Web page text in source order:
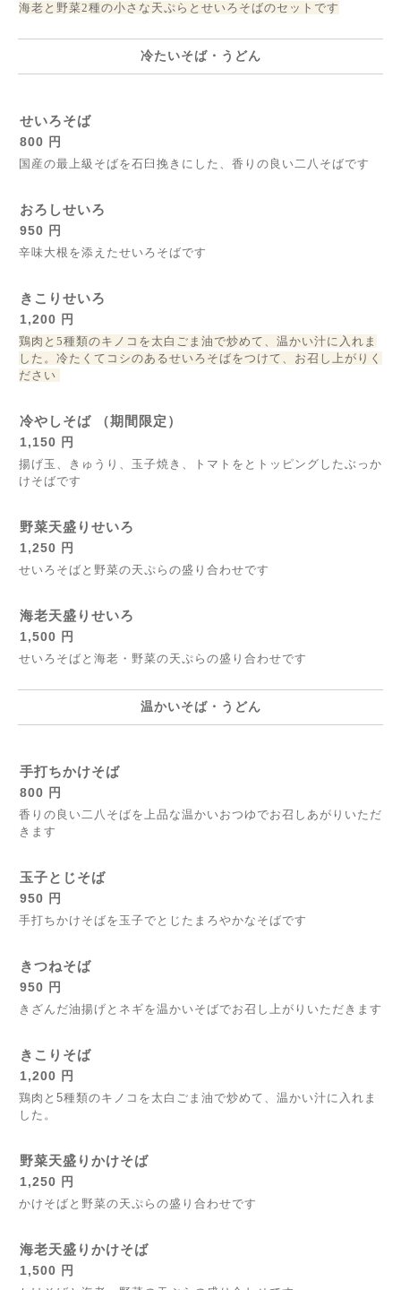
海老と野菜2種の小さな天ぷらとせいろそばのセットです
冷たいそば・うどん
せいろそば
800 円
国産の最上級そばを石臼挽きにした、香りの良い二八そばです
おろしせいろ
950 円
辛味大根を添えたせいろそばです
きこりせいろ
1,200 円
鶏肉と5種類のキノコを太白ごま油で炒めて、温かい汁に入れま
した。冷たくてコシのあるせいろそばをつけて、お召し上がりく
ださい
冷やしそば （期間限定）
1,150 円
揚げ玉、きゅうり、玉子焼き、トマトをとトッピングしたぶっか
けそばです
野菜天盛りせいろ
1,250 円
せいろそばと野菜の天ぷらの盛り合わせです
海老天盛りせいろ
1,500 円
せいろそばと海老・野菜の天ぷらの盛り合わせです
温かいそば・うどん
手打ちかけそば
800 円
香りの良い二八そばを上品な温かいおつゆでお召しあがりいただ
きます
玉子とじそば
950 円
手打ちかけそばを玉子でとじたまろやかなそばです
きつねそば
950 円
きざんだ油揚げとネギを温かいそばでお召し上がりいただきます
きこりそば
1,200 円
鶏肉と5種類のキノコを太白ごま油で炒めて、温かい汁に入れま
した。
野菜天盛りかけそば
1,250 円
かけそばと野菜の天ぷらの盛り合わせです
海老天盛りかけそば
1,500 円